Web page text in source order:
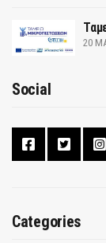
20
Social
Categories